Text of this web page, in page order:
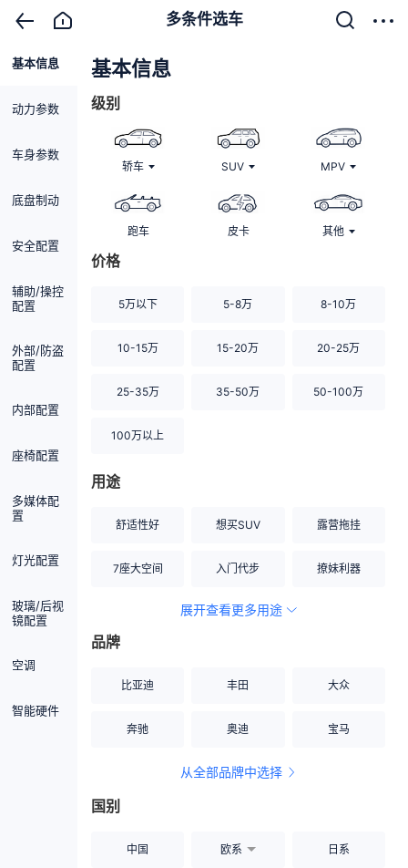
多条件选车
基本信息
动力参数
车身参数
底盘制动
安全配置
辅助/操控
配置
外部/防盗
配置
内部配置
座椅配置
多媒体配
置
灯光配置
玻璃/后视
镜配置
空调
智能硬件
基本信息
级别
轿车 SUV MPV
跑车 皮卡 其他
价格
5万以下 5-8万 8-10万
10-15万 15-20万 20-25万
25-35万 35-50万 50-100万
100万以上
用途
舒适性好 想买SUV 露营拖挂
7座大空间 入门代步 撩妹利器
空间宽敞
展开查看更多用途
品牌
比亚迪 丰田 大众
奔驰 奥迪 宝马
从全部品牌中选择
国别
中国 欧系 日系